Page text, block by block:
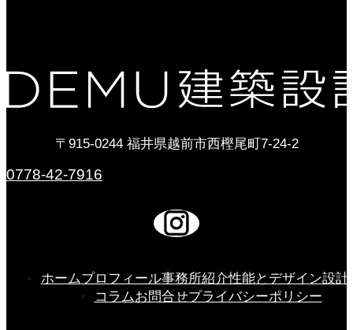
〒915-0244 福井県越前市西樫尾町7-24-2
0778-42-7916
ホームプロフィール事務所紹介性能とデザイン設計
コラムお問合せプライバシーポリシー